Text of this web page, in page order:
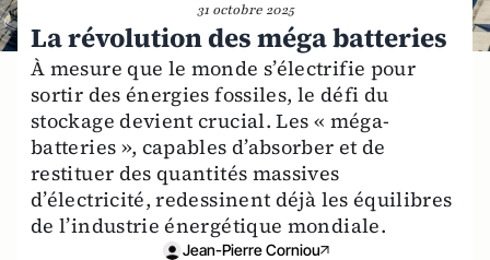
31 octobre 2025
La révolution des méga batteries
À mesure que le monde s’électrifie pour
sortir des énergies fossiles, le défi du
stockage devient crucial. Les « méga-
batteries », capables d’absorber et de
restituer des quantités massives
d’électricité, redessinent déjà les équilibres
de l’industrie énergétique mondiale.
Jean-Pierre Corniou